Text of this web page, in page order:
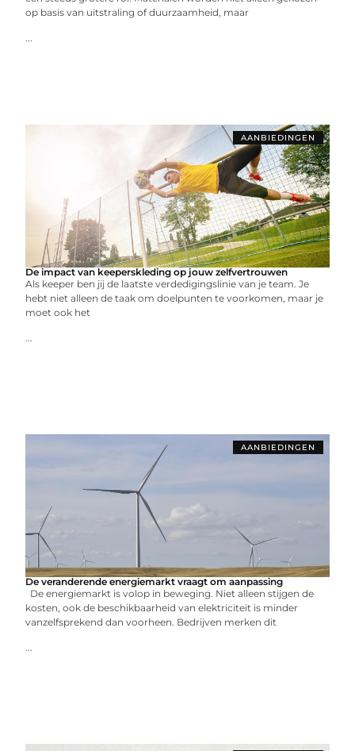
op basis van uitstraling of duurzaamheid, maar
...
AANBIEDINGEN
De impact van keeperskleding op jouw zelfvertrouwen
Als keeper ben jij de laatste verdedigingslinie van je team. Je
hebt niet alleen de taak om doelpunten te voorkomen, maar je
moet ook het
...
AANBIEDINGEN
De veranderende energiemarkt vraagt om aanpassing
De energiemarkt is volop in beweging. Niet alleen stijgen de
kosten, ook de beschikbaarheid van elektriciteit is minder
vanzelfsprekend dan voorheen. Bedrijven merken dit
...